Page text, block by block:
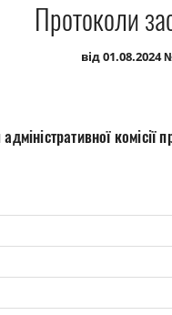
Протоколи
від